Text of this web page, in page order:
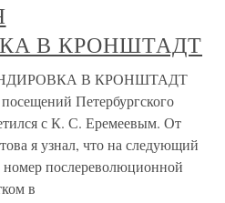
В КРОНШТАДТ
В КРОНШТАДТ
Петербургского
с К. С. Еремеевым. От
я узнал, что на следующий
послереволюционной
в